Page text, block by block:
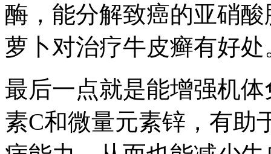
酶，能分解致癌的亚硝
萝卜对治疗牛皮癣有好处
最后一点就是能增强机
素C和微量元素锌，有助